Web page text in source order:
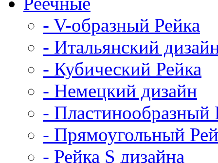
- V-образный Рейка
- Итальянский
- Кубический Рейка
- Немецкий дизайн
- Пластинообразный
- Прямоугольный
- Рейка S дизайна